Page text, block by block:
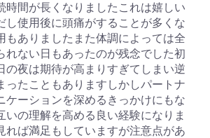
時間が長くなりましたこれは嬉しい
し使用後に頭痛がすることが多くな
もありましたまた体調によっては全
れない日もあったのが残念でした初
の夜は期待が高まりすぎてしまい逆
ったこともありますしかしパートナ
ケーションを深めるきっかけにもな
いの理解を高める良い経験になりま
れば満足もしていますが注意点があ